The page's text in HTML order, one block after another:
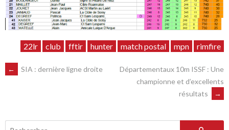
22lr club fftir hunter match postal mpn rimfire
NAVIGATION
← SIA : dernière ligne droite
Départementaux 10m ISSF : Une
championne et d’excellents
résultats
→
Rechercher :